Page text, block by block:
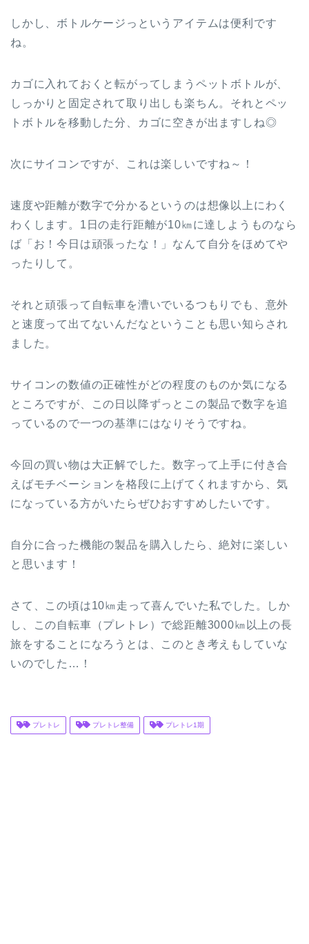
しかし、ボトルケージっというアイテムは便利です
ね。
カゴに入れておくと転がってしまうペットボトルが、
しっかりと固定されて取り出しも楽ちん。それとペッ
トボトルを移動した分、カゴに空きが出ますしね◎
次にサイコンですが、これは楽しいですね～！
速度や距離が数字で分かるというのは想像以上にわく
わくします。1日の走行距離が10㎞に達しようものなら
ば「お！今日は頑張ったな！」なんて自分をほめてや
ったりして。
それと頑張って自転車を漕いでいるつもりでも、意外
と速度って出てないんだなということも思い知らされ
ました。
サイコンの数値の正確性がどの程度のものか気になる
ところですが、この日以降ずっとこの製品で数字を追
っているので一つの基準にはなりそうですね。
今回の買い物は大正解でした。数字って上手に付き合
えばモチベーションを格段に上げてくれますから、気
になっている方がいたらぜひおすすめしたいです。
自分に合った機能の製品を購入したら、絶対に楽しい
と思います！
さて、この頃は10㎞走って喜んでいた私でした。しか
し、この自転車（プレトレ）で総距離3000㎞以上の長
旅をすることになろうとは、このとき考えもしていな
いのでした…！
プレトレ プレトレ整備 プレトレ1期